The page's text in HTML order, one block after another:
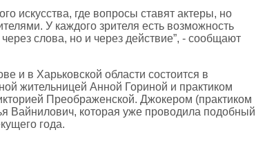
искусства, где вопросы ставят актеры, но
У каждого зрителя есть возможность
слова, но и через действие”, - сообщают
и в Харьковской области состоится в
жительницей Анной Гориной и практиком
Преображенской. Джокером (практиком
Вайнилович, которая уже проводила подобный
года.